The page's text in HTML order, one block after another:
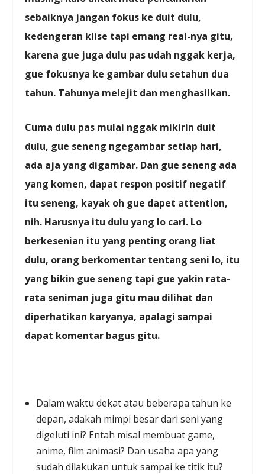
sebaiknya jangan fokus ke duit dulu,
kedengeran klise tapi emang real-nya gitu,
karena gue juga dulu pas udah nggak kerja,
gue fokusnya ke gambar dulu setahun dua
tahun. Tahunya melejit dan menghasilkan.
Cuma dulu pas mulai nggak mikirin duit
dulu, gue seneng ngegambar setiap hari,
ada aja yang digambar. Dan gue seneng ada
yang komen, dapat respon positif negatif
itu seneng, kayak oh gue dapet attention,
nih. Harusnya itu dulu yang lo cari. Lo
berkesenian itu yang penting orang liat
dulu, orang berkomentar tentang seni lo, itu
yang bikin gue seneng tapi gue yakin rata-
rata seniman juga gitu mau dilihat dan
diperhatikan karyanya, apalagi sampai
dapat komentar bagus gitu.
Dalam waktu dekat atau beberapa tahun ke
depan, adakah mimpi besar dari seni yang
digeluti ini? Entah misal membuat game,
anime, film animasi? Dan usaha apa yang
sudah dilakukan untuk sampai ke titik itu?